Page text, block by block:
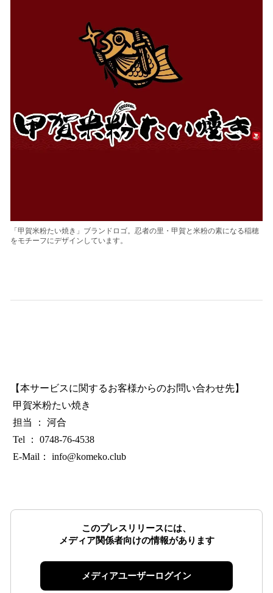
「甲賀米粉たい焼き」ブランドロゴ。忍者の里・甲賀と米粉の素になる稲穂
をモチーフにデザインしています。
【本サービスに関するお客様からのお問い合わせ先】
甲賀米粉たい焼き
担当 ： 河合
Tel ： 0748-76-4538
E-Mail： info@komeko.club
このプレスリリースには、
メディア関係者向けの情報があります
メディアユーザーログイン